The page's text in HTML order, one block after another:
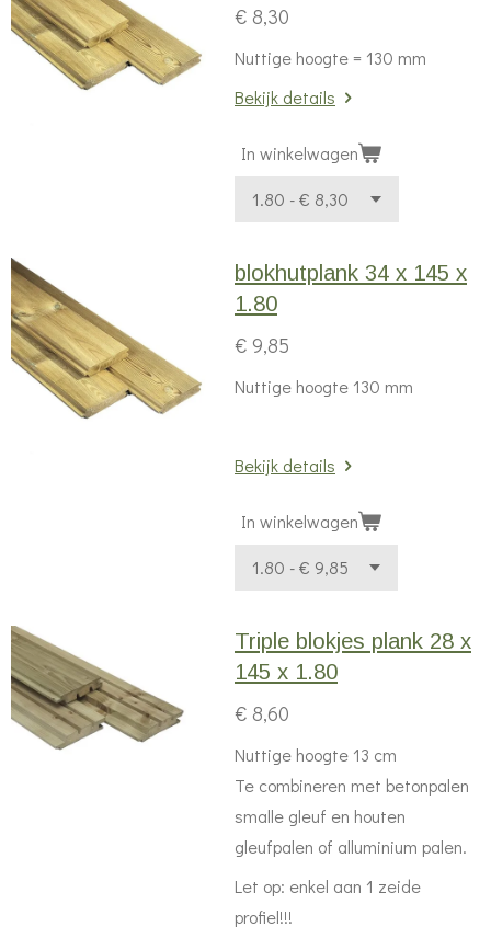
€ 8,30
Nuttige hoogte = 130 mm
Bekijk details
In winkelwagen
blokhutplank 34 x 145 x
1.80
€ 9,85
Nuttige hoogte 130 mm
Bekijk details
In winkelwagen
Triple blokjes plank 28 x
145 x 1.80
€ 8,60
Nuttige hoogte 13 cm
Te combineren met betonpalen
smalle gleuf en houten
gleufpalen of alluminium palen.
Let op: enkel aan 1 zeide
profiel!!!